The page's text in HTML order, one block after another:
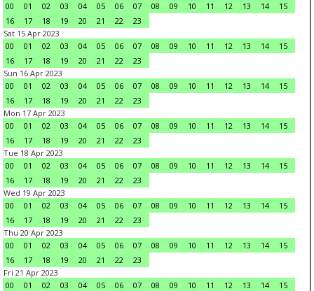
00
01 02 03 04 05 06 07 08 09 10 11 12 13 14
15
16
17 18 19 20 21 22
23
Sat 15 Apr 2023
00
01 02 03 04 05 06 07 08 09 10 11 12 13 14
15
16
17 18 19 20 21 22
23
Sun 16 Apr 2023
00
01 02 03 04 05 06 07 08 09 10 11 12 13 14
15
16
17 18 19 20 21 22
23
Mon 17 Apr 2023
00
01 02 03 04 05 06 07 08 09 10 11 12 13 14
15
16
17 18 19 20 21 22
23
Tue 18 Apr 2023
00
01 02 03 04 05 06 07 08 09 10 11 12 13 14
15
16
17 18 19 20 21 22
23
Wed 19 Apr 2023
00
01 02 03 04 05 06 07 08 09 10 11 12 13 14
15
16
17 18 19 20 21 22
23
Thu 20 Apr 2023
00
01 02 03 04 05 06 07 08 09 10 11 12 13 14
15
16
17 18 19 20 21 22
23
Fri 21 Apr 2023
00
01 02 03 04 05 06 07 08 09 10 11 12 13 14
15